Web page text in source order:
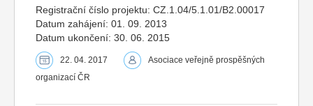
Registrační číslo projektu: CZ.1.04/5.1.01/B2.00017
Datum zahájení: 01. 09. 2013
Datum ukončení: 30. 06. 2015
22. 04. 2017
Asociace veřejně prospěšných
organizací ČR